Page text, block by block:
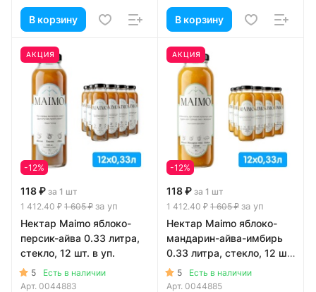
В корзину В корзину
АКЦИЯ
-12%
118 ₽ за 1 шт
1 412.40 ₽ 1 605 ₽ за уп
Нектар Maimo яблоко-
персик-айва 0.33 литра,
стекло, 12 шт. в уп.
5
Есть в наличии
Арт. 0044883
АКЦИЯ
-12%
118 ₽ за 1 шт
1 412.40 ₽ 1 605 ₽ за уп
Нектар Maimo яблоко-
мандарин-айва-имбирь
0.33 литра, стекло, 12 шт.
в уп.
5
Есть в наличии
Арт. 0044885